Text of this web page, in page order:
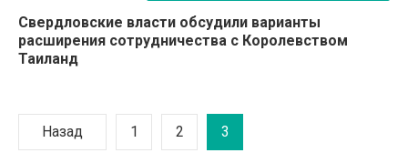
Свердловские власти обсудили варианты
расширения сотрудничества с Королевством
Таиланд
Назад 1 2 3